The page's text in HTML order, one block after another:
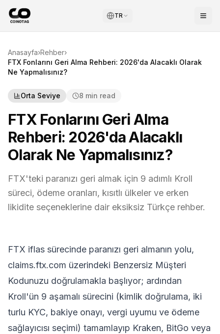
TR
Anasayfa›Rehber›
FTX Fonlarını Geri Alma Rehberi: 2026'da Alacaklı Olarak
Ne Yapmalısınız?
Orta Seviye 8 min read
FTX Fonlarını Geri Alma
Rehberi: 2026'da Alacaklı
Olarak Ne Yapmalısınız?
FTX'teki paranızı geri almak için 9 adımlı Kroll
süreci, ödeme oranları, kısıtlı ülkeler ve erken
likidite seçeneklerine dair eksiksiz Türkçe rehber.
FTX iflas sürecinde paranızı geri almanın yolu,
claims.ftx.com üzerindeki Benzersiz Müşteri
Kodunuzu doğrulamakla başlıyor; ardından
Kroll'ün 9 aşamalı sürecini (kimlik doğrulama, iki
turlu KYC, bakiye onayı, vergi uyumu ve ödeme
sağlayıcısı seçimi) tamamlayıp Kraken, BitGo veya